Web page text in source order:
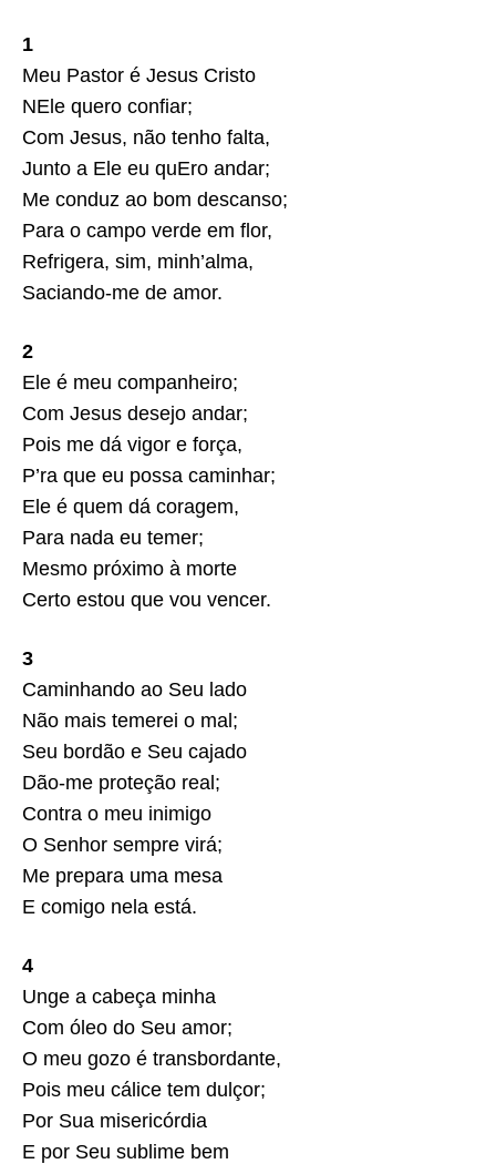
1
Meu Pastor é Jesus Cristo
NEle quero confiar;
Com Jesus, não tenho falta,
Junto a Ele eu quEro andar;
Me conduz ao bom descanso;
Para o campo verde em flor,
Refrigera, sim, minh’alma,
Saciando-me de amor.
2
Ele é meu companheiro;
Com Jesus desejo andar;
Pois me dá vigor e força,
P’ra que eu possa caminhar;
Ele é quem dá coragem,
Para nada eu temer;
Mesmo próximo à morte
Certo estou que vou vencer.
3
Caminhando ao Seu lado
Não mais temerei o mal;
Seu bordão e Seu cajado
Dão-me proteção real;
Contra o meu inimigo
O Senhor sempre virá;
Me prepara uma mesa
E comigo nela está.
4
Unge a cabeça minha
Com óleo do Seu amor;
O meu gozo é transbordante,
Pois meu cálice tem dulçor;
Por Sua misericórdia
E por Seu sublime bem